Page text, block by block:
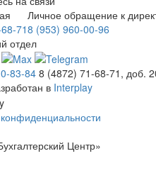
Личное обращение к
718 (953) 960-00-96
отдел
83-84 8 (4872) 71-68-71, доб.
в Interplay
Центр»